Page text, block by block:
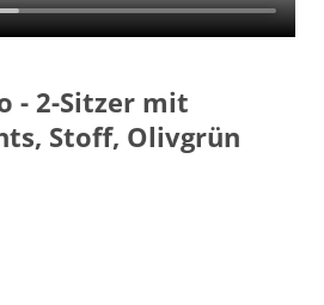
- 2-Sitzer mit
Stoff, Olivgrün